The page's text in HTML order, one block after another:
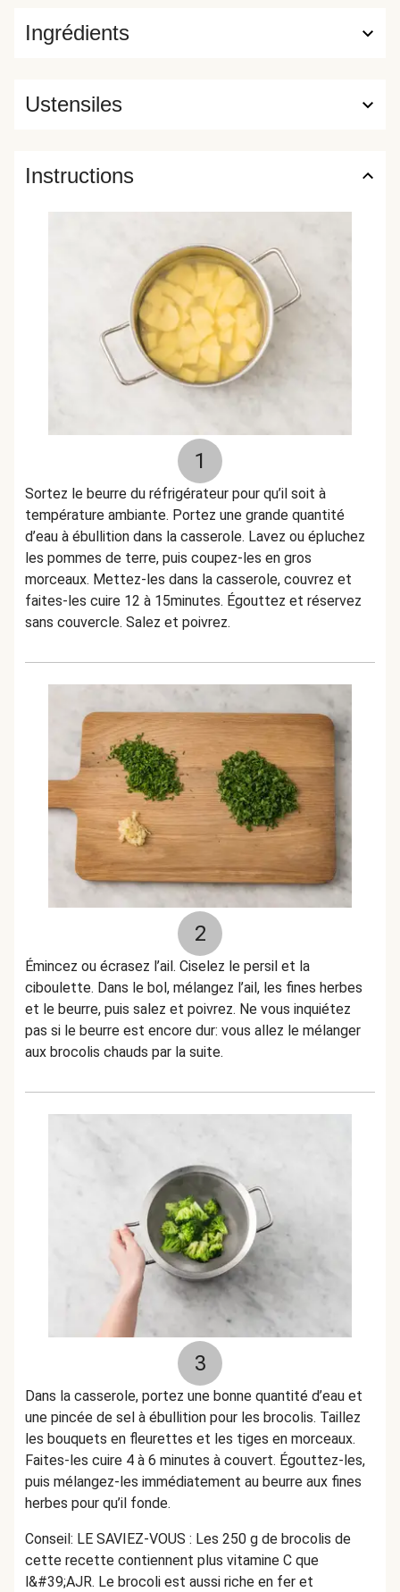
Ingrédients
Ustensiles
Instructions
1
Sortez le beurre du réfrigérateur pour qu’il soit à
température ambiante. Portez une grande quantité
d’eau à ébullition dans la casserole. Lavez ou épluchez
les pommes de terre, puis coupez-les en gros
morceaux. Mettez-les dans la casserole, couvrez et
faites-les cuire 12 à 15minutes. Égouttez et réservez
sans couvercle. Salez et poivrez.
2
Émincez ou écrasez l’ail. Ciselez le persil et la
ciboulette. Dans le bol, mélangez l’ail, les fines herbes
et le beurre, puis salez et poivrez. Ne vous inquiétez
pas si le beurre est encore dur: vous allez le mélanger
aux brocolis chauds par la suite.
3
Dans la casserole, portez une bonne quantité d’eau et
une pincée de sel à ébullition pour les brocolis. Taillez
les bouquets en fleurettes et les tiges en morceaux.
Faites-les cuire 4 à 6 minutes à couvert. Égouttez-les,
puis mélangez-les immédiatement au beurre aux fines
herbes pour qu’il fonde.
Conseil: LE SAVIEZ-VOUS : Les 250 g de brocolis de
cette recette contiennent plus vitamine C que
l&#39;AJR. Le brocoli est aussi riche en fer et